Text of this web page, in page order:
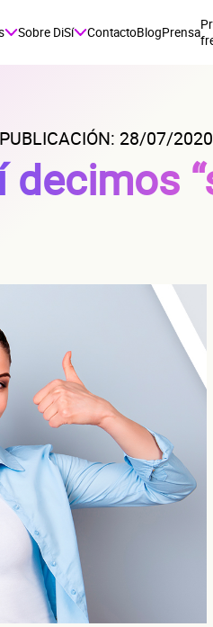
Sobre DiSí ContactoBlogPrensa
28/07/2020
decimos